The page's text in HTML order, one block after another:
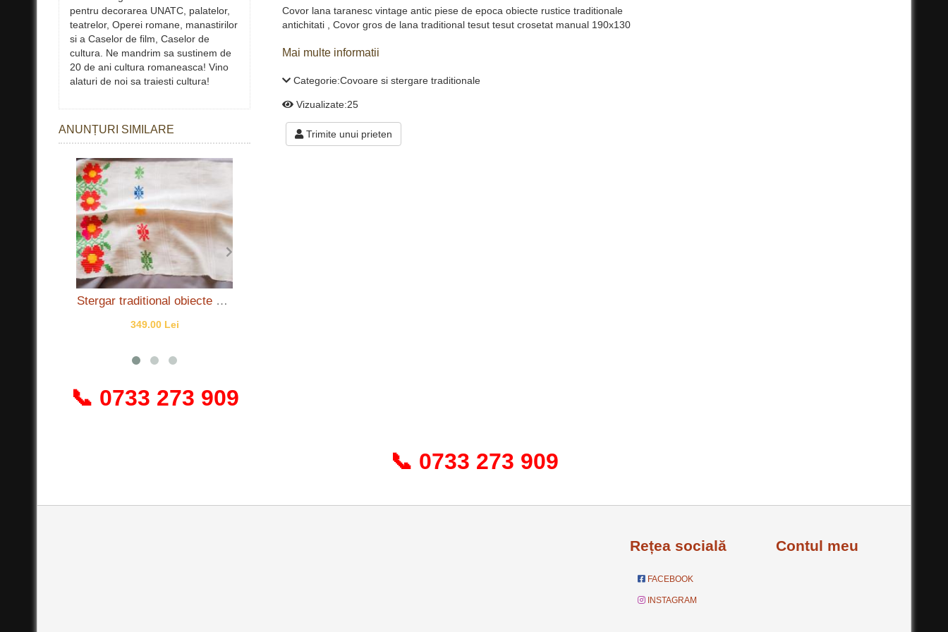
pentru decorarea UNATC, palatelor,
teatrelor, Operei romane, manastirilor
si a Caselor de film, Caselor de
cultura. Ne mandrim sa sustinem de
20 de ani cultura romaneasca! Vino
alaturi de noi sa traiesti cultura!
ANUNȚURI SIMILARE
Stergar traditional obiecte de epoca decoratiuni antice retro antichitati
349.00 Lei
📞 0733 273 909
Covor lana taranesc vintage antic piese de epoca obiecte rustice traditionale
antichitati , Covor gros de lana traditional tesut tesut crosetat manual 190x130
Mai multe informatii
Categorie:Covoare si stergare traditionale
Vizualizate:25
Trimite unui prieten
📞 0733 273 909
Rețea socială
FACEBOOK
INSTAGRAM
Contul meu